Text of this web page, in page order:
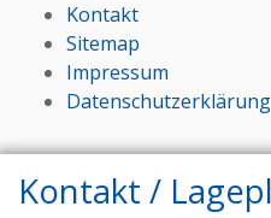
Kontakt
Sitemap
Impressum
Datenschutzerklärung
Kontakt /